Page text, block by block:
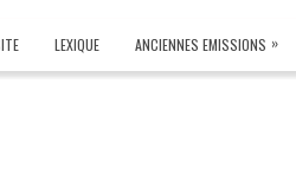
LEXIQUE ANCIENNES EMISSIONS »